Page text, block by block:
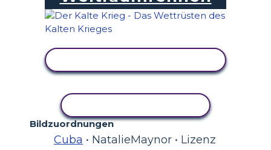
Bildzuordnungen
Cuba • NatalieMaynor • Lizenz